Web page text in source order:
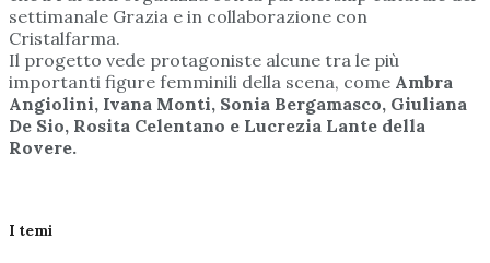
settimanale Grazia e in collaborazione con
Cristalfarma.
Il progetto vede protagoniste alcune tra le più
importanti figure femminili della scena, come Ambra
Angiolini, Ivana Monti, Sonia Bergamasco, Giuliana
De Sio, Rosita Celentano e Lucrezia Lante della
Rovere.
I temi